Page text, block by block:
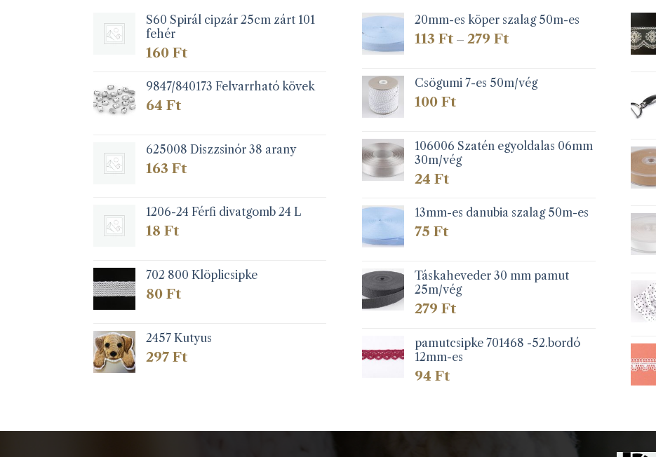
a
termékoldalon
választhatók
a
termékoldalon
választhatók
S60 Spirál cipzár 25cm zárt 101
fehér
160 Ft
9847/840173 Felvarrható kövek
64 Ft
625008 Diszzsinór 38 arany
163 Ft
1206-24 Férfi divatgomb 24 L
18 Ft
702 800 Klöplicsipke
80 Ft
2457 Kutyus
297 Ft
20mm-es köper szalag 50m-es
113Ft – 279FtÁrtartomány:
279 Ft
Csögumi 7-es 50m/vég
100Ft
106006 Szatén egyoldalas 06mm
30m/vég
24Ft
13mm-es danubia szalag 50m-es
75Ft
Táskaheveder 30 mm pamut
25m/vég
279Ft
pamutcsipke 701468 -52.bordó
12mm-es
94Ft